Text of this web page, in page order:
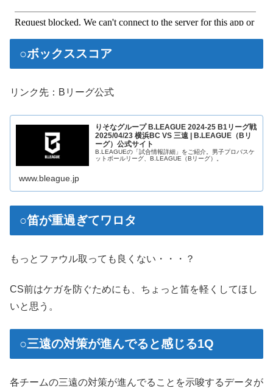
○ボックススコア
リンク先：Bリーグ公式
りそなグループ B.LEAGUE 2024-25 B1リーグ戦
2025/04/23 横浜BC VS 三遠 | B.LEAGUE（Bリ
ーグ）公式サイト
B.LEAGUEの「試合情報詳細」をご紹介。男子プロバスケ
ットボールリーグ、B.LEAGUE（Bリーグ）。
www.bleague.jp
○笛が重過ぎてワロタ
もっとファウル取っても良くない・・・？
CS前はケガを防ぐためにも、ちょっと笛を軽くしてほし
いと思う。
○三遠の対策が進んでると感じる1Q
各チームの三遠の対策が進んでることを示唆するデータが